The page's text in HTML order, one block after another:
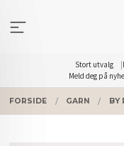
innholdet
Stort utvalg
Meld deg på
FORSIDE GARN BY